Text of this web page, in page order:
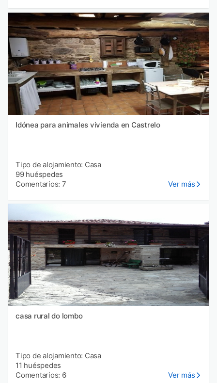
Idónea para animales vivienda en Castrelo
Tipo de alojamiento: Casa
99 huéspedes
Comentarios: 7
Ver más
casa rural do lombo
Tipo de alojamiento: Casa
11 huéspedes
Comentarios: 6
Ver más